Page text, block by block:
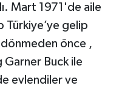
Mart 1971'de aile
Türkiye’ye gelip
önce ,
Garner Buck ile
evlendiler ve